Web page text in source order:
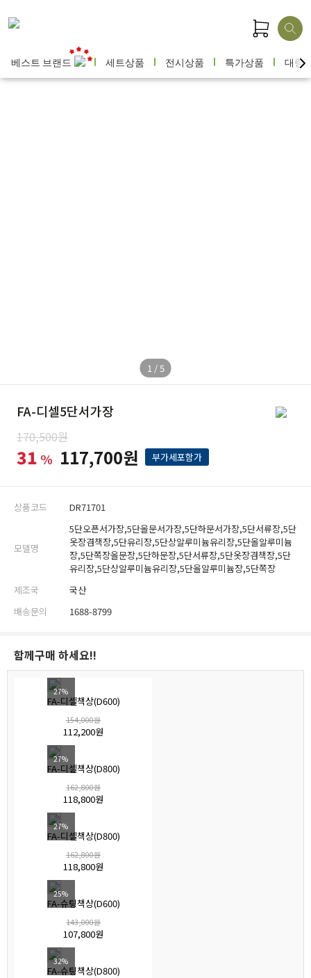
베스트 브랜드 세트상품 전시상품 특가상품 대량
1 / 5
FA-디셀5단서가장
170,500원
31 % 117,700원 부가세포함가
상품코드 DR71701
모델명
5단오픈서가장,5단올문서가장,5단하문서가장,5단서류장,5단
옷장겸책장,5단유리장,5단상알루미늄유리장,5단올알루미늄
장,5단쪽장올문장,5단하문장,5단서류장,5단옷장겸책장,5단
유리장,5단상알루미늄유리장,5단올알루미늄장,5단쪽장
제조국
국산
배송문의
1688-8799
함께구매 하세요!!
27%
FA-디셀책상(D600)
154,000원
112,200원
27%
FA-디셀책상(D800)
162,800원
118,800원
27%
FA-디셀책상(D800)
162,800원
118,800원
25%
FA-슈팅책상(D600)
143,000원
107,800원
32%
FA-슈팅책상(D800)